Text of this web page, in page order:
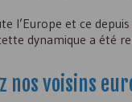
l’Europe et ce
dynamique a été
nos voisins